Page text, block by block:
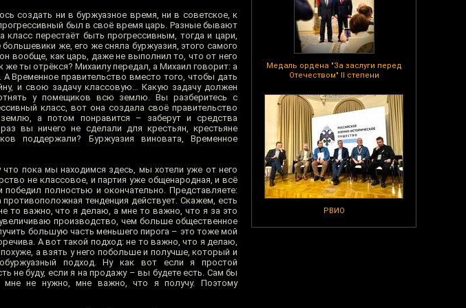
Медаль ордена "За заслуги перед
Отечеством" II степени
РВИО
создать ни в буржуазное время, ни в советское, к
был в своё время царь. Разные бывают
перестаёт быть прогрессивным, тогда и цари,
же, его же сняла буржуазия, этого самого
вообще, как царь, даже не выполнил то, что от него
же ты отрёкся? Михаилу передал, а Михаил говорит: а
Временное правительство вместо того, чтобы дать
и свою задачу классовую… Какую задачу должен
у помещиков всю землю. Вы разберитесь с
класс, вот она создала своё правительство
а потом понравится – заберут и средства
вы ничего не сделали для крестьян, крестьяне
поддержали? Буржуазия виновата, Временное
пока мы находимся здесь, мы хотели уже от него
не классовое, и партия уже общенародная, и всё
полностью и окончательно. Представляете:
тенденция действует. Скажем, есть
то важно, что я делаю, а мне то важно, что я за это
производство, чем больше общественное
большую часть меньшего пирога – это тоже мой
А вот такой подход: не то важно, что я делаю,
а взять у него побольше и получше, который и
подход. Ну как вот если я простой
не буду, если я на продажу – вы будете есть. Сам бы
не нужно, мне важно, что я получу. Поэтому